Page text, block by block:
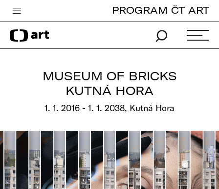
Česká televize
Zpravodajství
TV program
Vše o ČT
PROGRAM ČT ART
MUSEUM OF BRICKS
KUTNÁ HORA
1. 1. 2016 - 1. 1. 2038, Kutná Hora